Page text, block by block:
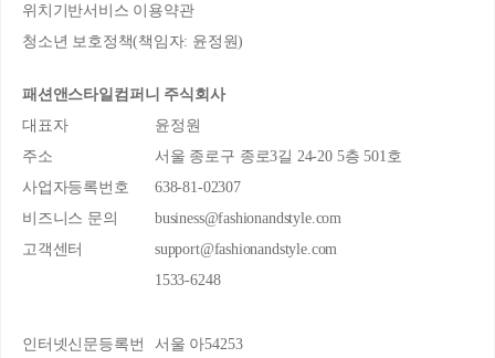
위치기반서비스 이용약관
청소년 보호정책(책임자: 윤정원)
패션앤스타일컴퍼니 주식회사
대표자
윤정원
주소
서울 종로구 종로3길 24-20 5층 501호
사업자등록번호
638-81-02307
비즈니스 문의
business@fashionandstyle.com
고객센터
support@fashionandstyle.com
1533-6248
인터넷신문등록번
서울 아54253